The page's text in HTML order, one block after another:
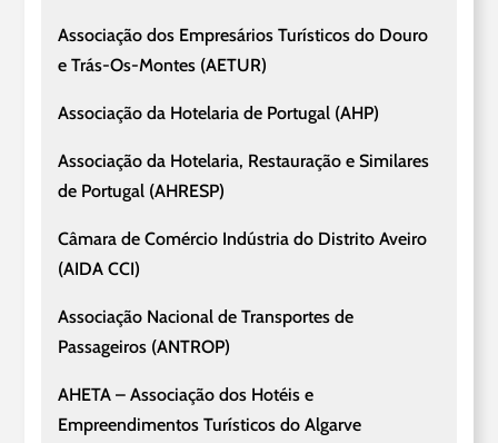
Associação dos Empresários Turísticos do Douro
e Trás-Os-Montes (AETUR)
Associação da Hotelaria de Portugal (AHP)
Associação da Hotelaria, Restauração e Similares
de Portugal (AHRESP)
Câmara de Comércio Indústria do Distrito Aveiro
(AIDA CCI)
Associação Nacional de Transportes de
Passageiros (ANTROP)
AHETA – Associação dos Hotéis e
Empreendimentos Turísticos do Algarve